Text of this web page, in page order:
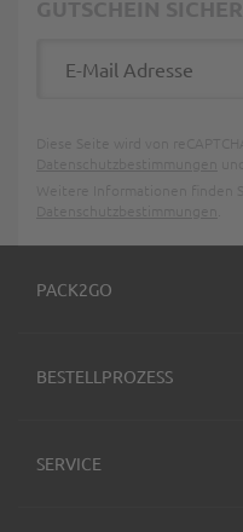
PACK2GO
BESTELLPROZESS
SERVICE